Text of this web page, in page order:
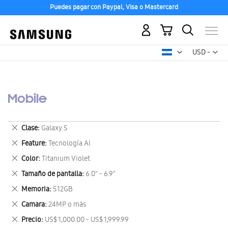
Puedes pagar con Paypal, Visa o Mastercard
USD -
dólar
Mi carrito
Mobile
Clase Galaxy S
Eliminar
este
artículo
Feature Tecnología AI
Eliminar
este
artículo
Color Titanium Violet
Eliminar
este
artículo
Tamaño de pantalla 6.0" - 6.9"
Eliminar
este
artículo
Memoria 512GB
Eliminar
este
artículo
Camara 24MP o más
Eliminar
este
artículo
Precio US$ 1,000.00 - US$ 1,999.99
Eliminar